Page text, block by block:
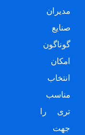
مدیران
صنایع
گوناگون
امکان
انتخاب
مناسب
تری را
جهت